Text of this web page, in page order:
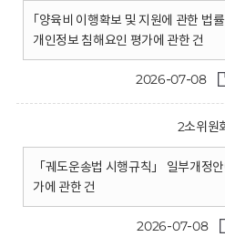
｢양육비 이행확보 및 지원에 관한 법
개인정보 침해요인 평가에 관한 건
2026-07-08
2소위원
「궤도운송법 시행규칙」 일부개정
가에 관한 건
2026-07-08